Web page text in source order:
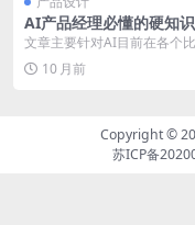
AI产品经理必懂的硬知识
（一）：应用领域篇
文章主要针对AI目前在各个
门领域的应用现状展开了梳理
析，包含：计算机视...
10 月前
Copyright ©
苏ICP备